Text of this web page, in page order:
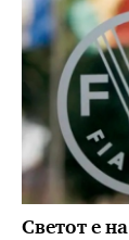
Светот е